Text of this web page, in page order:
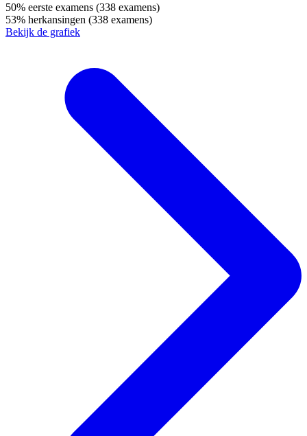
50% eerste examens (338 examens)
53% herkansingen (338 examens)
Bekijk de grafiek